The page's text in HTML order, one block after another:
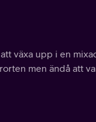
växa upp i en
men ändå att